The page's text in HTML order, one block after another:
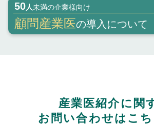
50人未満の企業様向け
顧問産業医の導入について
産業医紹介に関
お問い合わせはこ